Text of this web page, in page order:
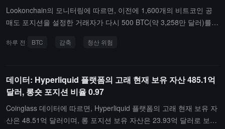
Lookonchain의 모니터링에 따르면, 이전에 1,600개의 비트코인 공
매도 포지션을 설정한 거래자가 다시 500 BTC(약 3,258만 달러)를
00,000 달러를 초과했으며, 남은 공매도 포지션은 약 900 BTC(가치
하루 전 BTC 감축 청산 위험
데이터: Hyperliquid 플랫폼의 고래 현재 보유 자산 485.1억
달러, 롱숏 포지션 비율 0.97
Coinglass 데이터에 따르면, Hyperliquid 플랫폼의 고래 현재 보유 자
산은 48.51억 달러이며, 롱 포지션 보유 자산은 23.93억 달러로 보유